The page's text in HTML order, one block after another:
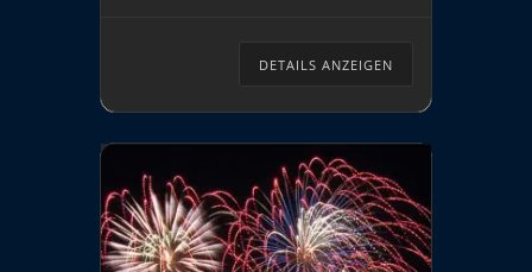
auch viele weitere Aktionen
DETAILS ANZEIGEN